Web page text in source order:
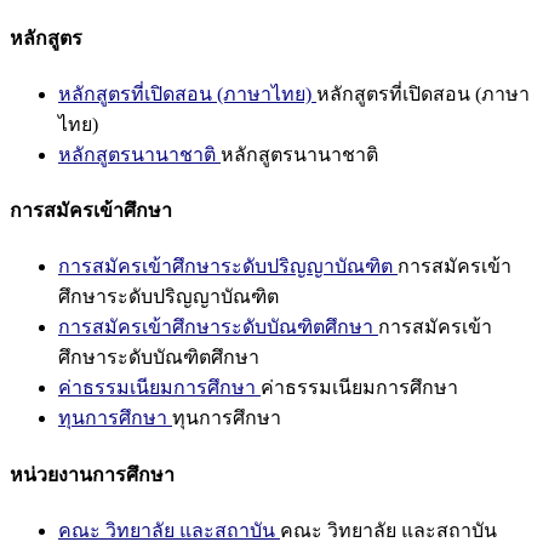
หลักสูตร
หลักสูตรที่เปิดสอน (ภาษาไทย) หลักสูตรที่เปิดสอน (ภาษา
ไทย)
หลักสูตรนานาชาติ หลักสูตรนานาชาติ
การสมัครเข้าศึกษา
การสมัครเข้าศึกษาระดับปริญญาบัณฑิต การสมัครเข้า
ศึกษาระดับปริญญาบัณฑิต
การสมัครเข้าศึกษาระดับบัณฑิตศึกษา การสมัครเข้า
ศึกษาระดับบัณฑิตศึกษา
ค่าธรรมเนียมการศึกษา ค่าธรรมเนียมการศึกษา
ทุนการศึกษา ทุนการศึกษา
หน่วยงานการศึกษา
คณะ วิทยาลัย และสถาบัน คณะ วิทยาลัย และสถาบัน